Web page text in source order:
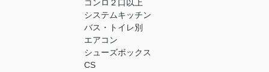
コンロ２口以上
システムキッチン
バス・トイレ別
エアコン
シューズボックス
CS